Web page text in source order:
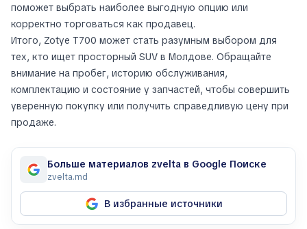
поможет выбрать наиболее выгодную опцию или
корректно торговаться как продавец.
Итого, Zotye T700 может стать разумным выбором для
тех, кто ищет просторный SUV в Молдове. Обращайте
внимание на пробег, историю обслуживания,
комплектацию и состояние у запчастей, чтобы совершить
уверенную покупку или получить справедливую цену при
продаже.
Больше материалов zvelta в Google Поиске
zvelta.md
В избранные источники